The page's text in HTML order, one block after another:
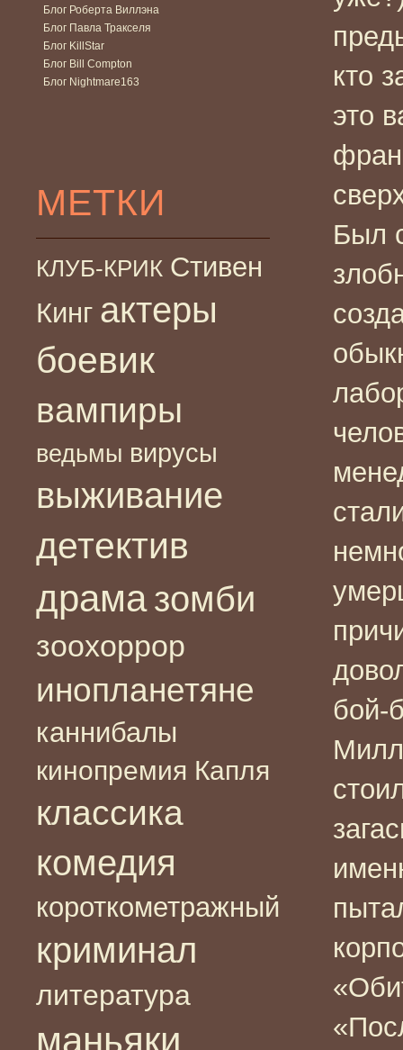
Блог Роберта Виллэна
Блог Павла Тракселя
Блог KillStar
Блог Bill Compton
Блог Nightmare163
МЕТКИ
КЛУБ-КРИК Стивен
Кинг актеры
боевик
вампиры
ведьмы вирусы
выживание
детектив
драма зомби
зоохоррор
инопланетяне
каннибалы
кинопремия Капля
классика
комедия
короткометражный
криминал
литература
маньяки
кто
это
Был
бой-